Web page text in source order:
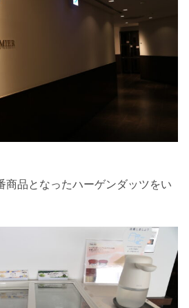
商品となったハーゲンダッツをい